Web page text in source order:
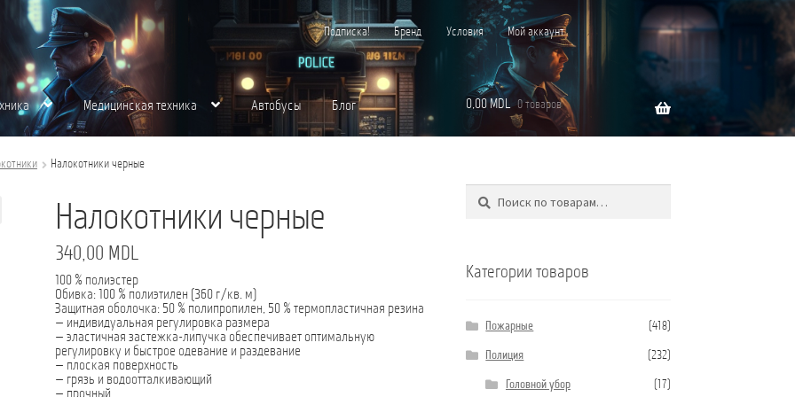
Подписка! Бренд Условия Мой аккаунт
Медицинская техника Автобусы Блог
Контакты
0,00MDL 0 товаров
Налокотники черные
Налокотники черные
340,00 MDL
100 % полиэстер
Обивка: 100 % полиэтилен (360 г/кв. м)
Защитная оболочка: 50 % полипропилен, 50 % термопластичная резина
— индивидуальная регулировка размера
— эластичная застежка-липучка обеспечивает оптимальную
регулировку и быстрое одевание и раздевание
— плоская поверхность
— грязь и водоотталкивающий
Искать:
Поиск
Категории товаров
Пожарные (418)
Полиция (232)
Головной убор (17)